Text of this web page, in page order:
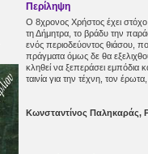
Περίληψη
Ο 8χρονος Χρήστος έχει στόχο
τη Δήμητρα, το βράδυ την
ενός περιοδεύοντος θιάσου,
πράγματα όμως δε θα
κληθεί να ξεπεράσει εμπόδια
ταινία για την τέχνη, τον
Κωνσταντίνος Παληκαράς,